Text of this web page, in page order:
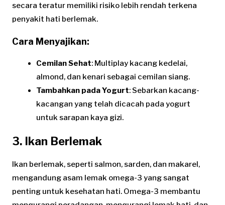
secara teratur memiliki risiko lebih rendah terkena
penyakit hati berlemak.
Cara Menyajikan:
Cemilan Sehat: Multiplay kacang kedelai,
almond, dan kenari sebagai cemilan siang.
Tambahkan pada Yogurt: Sebarkan kacang-
kacangan yang telah dicacah pada yogurt
untuk sarapan kaya gizi.
3. Ikan Berlemak
Ikan berlemak, seperti salmon, sarden, dan makarel,
mengandung asam lemak omega-3 yang sangat
penting untuk kesehatan hati. Omega-3 membantu